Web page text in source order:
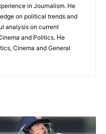
in Journalism. He
on political trends and
analysis on current
and Politics. He
Cinema and General